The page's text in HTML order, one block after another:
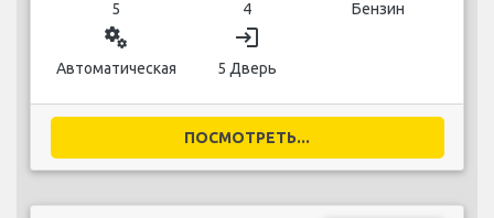
5 4 Бензин
miscellaneous_services
Автоматическая
login
5 Дверь
ПОСМОТРЕТЬ...